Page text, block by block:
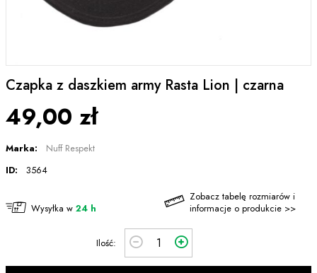
Czapka z daszkiem army Rasta Lion | czarna
49,00 zł
Marka:
Nuff Respekt
ID:
3564
Wysyłka w 24 h
Zobacz tabelę rozmiarów i
informacje o produkcie >>
Ilość: